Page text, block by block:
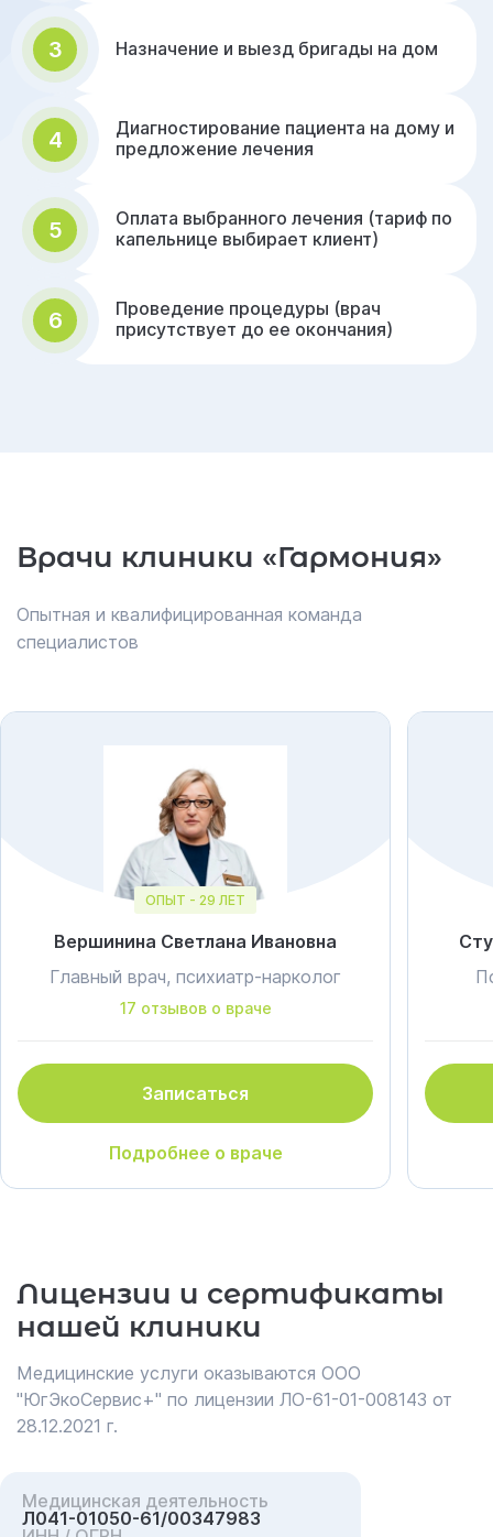
3 Назначение и выезд бригады на дом
4
Диагностирование пациента на дому и
предложение лечения
5
Оплата выбранного лечения (тариф по
капельнице выбирает клиент)
6
Проведение процедуры (врач
присутствует до ее окончания)
Врачи клиники «Гармония»
Опытная и квалифицированная команда
специалистов
ОПЫТ - 29 ЛЕТ
Вершинина Светлана Ивановна
Главный врач, психиатр-нарколог
17 отзывов о враче
Записаться
Подробнее о враче
Лицензии и сертификаты
нашей клиники
Медицинские услуги оказываются ООО
"ЮгЭкоСервис+" по лицензии ЛО-61-01-008143 от
28.12.2021 г.
Медицинская деятельность
Л041-01050-61/00347983